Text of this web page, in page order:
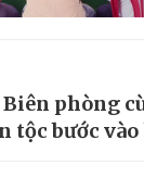
phòng
tộc bước